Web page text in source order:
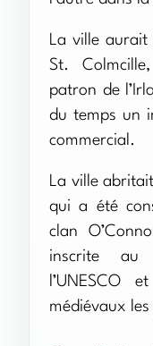
La ville aurait
St.
patron de
du temps un
commercial.
La ville
qui a été
clan
inscrite au
l’UNESCO
médiévaux